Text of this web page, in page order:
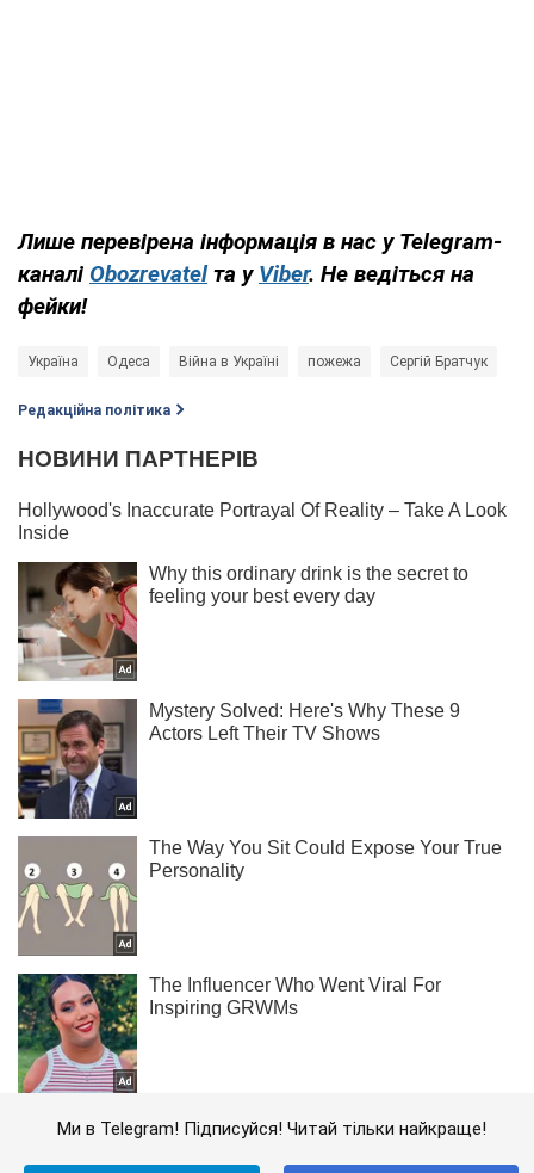
Лише перевірена інформація в нас у Telegram-
каналі Obozrevatelта у Viber. Не ведіться на
фейки!
Україна Одеса Війна в Україні пожежа Сергій Братчук
Редакційна політика
Ми в Telegram! Підписуйся! Читай тільки найкраще!